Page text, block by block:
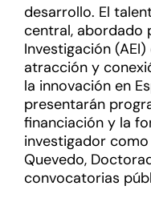
desarrollo. El
central, abordado
Investigación
atracción y
la innovación en
presentarán
financiación y la
investigador como
Quevedo,
convocatorias